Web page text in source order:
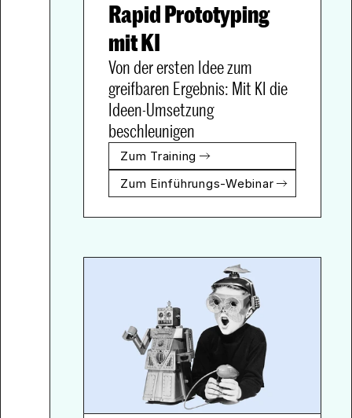
Rapid Prototyping
Von der ersten Idee zum
greifbaren Ergebnis: Mit KI die
Ideen-Umsetzung
beschleunigen
Zum Training
Zum Einführungs-Webinar